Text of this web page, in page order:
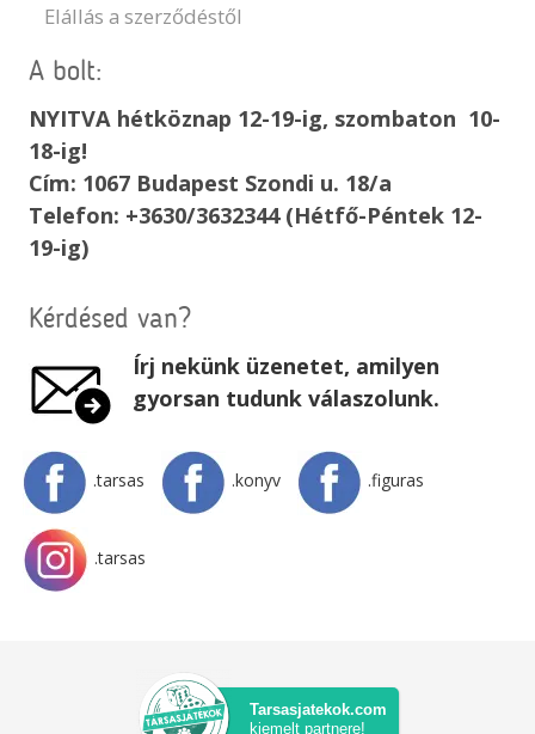
Elállás a szerződéstől
A bolt:
NYITVA hétköznap 12-19-ig, szombaton 10-
18-ig!
Cím: 1067 Budapest Szondi u. 18/a
Telefon: +3630/3632344 (Hétfő-Péntek 12-
19-ig)
Kérdésed van?
Írj nekünk üzenetet, amilyen
gyorsan tudunk válaszolunk.
.tarsas .konyv .figuras
.tarsas
Tarsasjatekok.com
kiemelt partnere!